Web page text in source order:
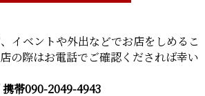
イベントや外出などでお店をしめるこ
の際はお電話でご確認くだされば幸い
帯090-2049-4943